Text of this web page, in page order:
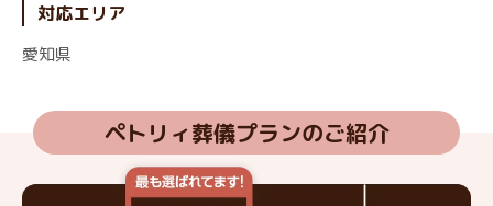
対応エリア
愛知県
ペトリィ葬儀プランのご紹介